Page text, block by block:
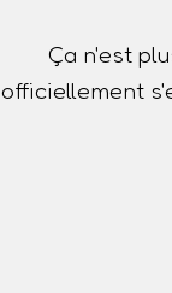
Ça n'est
officiellement